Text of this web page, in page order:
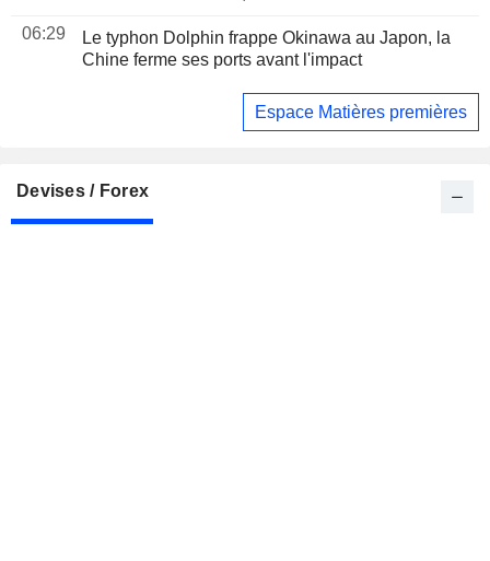
06:29
Le typhon Dolphin frappe Okinawa au Japon, la
Chine ferme ses ports avant l'impact
Espace Matières premières
Devises / Forex